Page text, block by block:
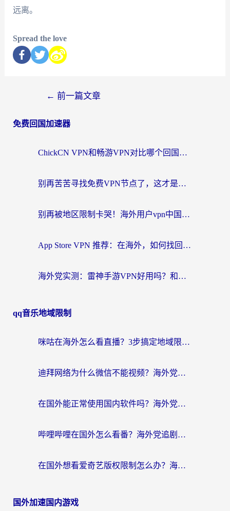
远离。
Spread the love
← 前一篇文章
免费回国加速器
ChickCN VPN和畅游VPN对比哪个回国效果更好？海外党必看的回国加速器选择指南
别再苦苦寻找免费VPN节点了，这才是海外访问国内资源的正确姿势
别再被地区限制卡哭！海外用户vpn中国下载全攻略，无缝刷剧办公社交
App Store VPN 推荐：在海外，如何找回那扇回家的“任意门”？
海外党实测：雷神手游VPN好用吗？和闪电VPN对比哪个回国效果更好？附小众工具深度测评
qq音乐地域限制
咪咕在海外怎么看直播？3步搞定地域限制，还能畅看腾讯视频与国内热剧
迪拜网络为什么微信不能视频？海外党必看的回国加速全攻略
在国外能正常使用国内软件吗？海外党亲测有效的无缝访问指南
哔哩哔哩在国外怎么看番？海外党追剧看片的终极解决方案
在国外想看爱奇艺版权限制怎么办？海外华人必看的追剧自由指南
国外加速国内游戏